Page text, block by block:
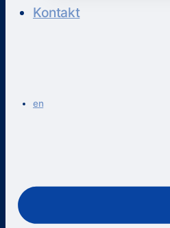
Kontakt
en